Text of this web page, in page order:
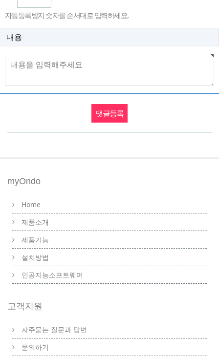
자동등록방지 숫자를 순서대로 입력하세요.
내용
myOndo
Home
제품소개
제품기능
설치방법
인공지능소프트웨어
고객지원
자주묻는 질문과 답변
문의하기